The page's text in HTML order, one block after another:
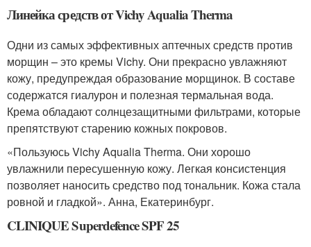
Линейка средств от Vichy Aqualia Therma
Одни из самых эффективных аптечных средств против
морщин – это кремы Vichy. Они прекрасно увлажняют
кожу, предупреждая образование морщинок. В составе
содержатся гиалурон и полезная термальная вода.
Крема обладают солнцезащитными фильтрами, которые
препятствуют старению кожных покровов.
«Пользуюсь Vichy Aqualia Therma. Они хорошо
увлажнили пересушенную кожу. Легкая консистенция
позволяет наносить средство под тональник. Кожа стала
ровной и гладкой». Анна, Екатеринбург.
CLINIQUE Superdefence SPF 25